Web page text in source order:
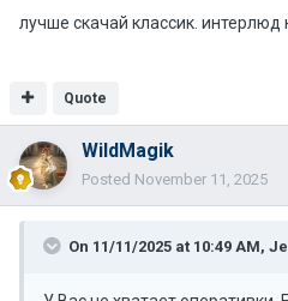
лучше скачай классик. интерлюд
Quote
WildMagik
Posted November 11, 2025
On 11/11/2025 at 10:49 AM,